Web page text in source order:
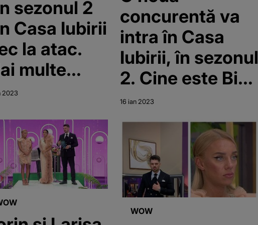
sezonul 2
Casa Iubirii
la atac.
multe
vor
de reacții
2023
concurentă va
intra în Casa
Iubirii, în sezonul
2. Cine este Bia
și care sunt
declarațiile
acesteia
16 ian 2023
WOW